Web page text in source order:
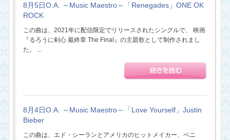
8月5日O.A. ～Music Maestro～「Renegades」ONE OK
ROCK
この曲は、2021年に配信限定でリリースされたシングルで、 映画
『るろうに剣心 最終章 The Final』の主題歌として制作されまし
た。 ...
8月4日O.A. ～Music Maestro～「Love Yourself」Justin
Bieber
この曲は、エド・シーランとアメリカのヒットメイカー、ベニ